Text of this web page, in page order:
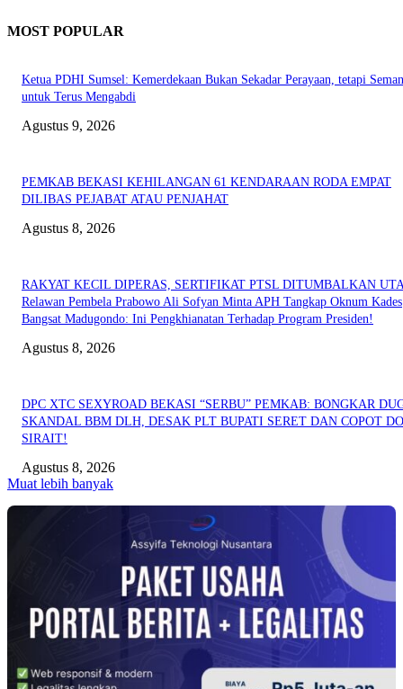
MOST POPULAR
Ketua PDHI Sumsel: Kemerdekaan Bukan Sekadar Perayaan, tetapi
untuk Terus Mengabdi
Agustus 9, 2026
PEMKAB BEKASI KEHILANGAN 61 KENDARAAN RODA EMPAT
DILIBAS PEJABAT ATAU PENJAHAT
Agustus 8, 2026
RAKYAT KECIL DIPERAS, SERTIFIKAT PTSL DITUMBALKAN
Relawan Pembela Prabowo Ali Sofyan Minta APH Tangkap Oknum Kades
Bangsat Madugondo: Ini Pengkhianatan Terhadap Program Presiden!
Agustus 8, 2026
DPC XTC SEXYROAD BEKASI “SERBU” PEMKAB: BONGKAR
SKANDAL BBM DLH, DESAK PLT BUPATI SERET DAN COPOT
SIRAIT!
Agustus 8, 2026
Muat lebih banyak